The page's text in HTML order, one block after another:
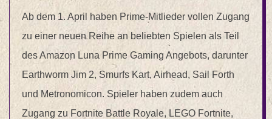
Ab dem 1. April haben Prime-Mitlieder vollen Zugang
zu einer neuen Reihe an beliebten Spielen als Teil
des Amazon Luna Prime Gaming Angebots, darunter
Earthworm Jim 2, Smurfs Kart, Airhead, Sail Forth
und Metronomicon. Spieler haben zudem auch
Zugang zu Fortnite Battle Royale, LEGO Fortnite,